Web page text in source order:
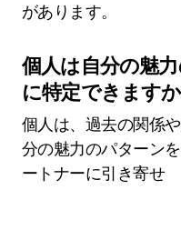
があります。
個人は自分の魅
に特定できます
個人は、過去の関係
分の魅力のパターン
ートナーに引き寄せ